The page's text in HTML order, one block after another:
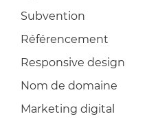
Subvention
Référencement
Responsive design
Nom de domaine
Marketing digital